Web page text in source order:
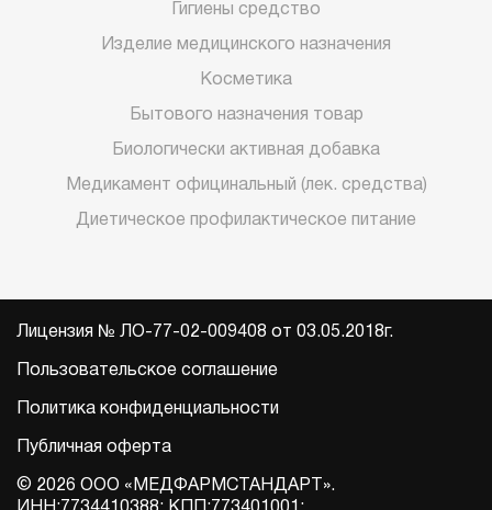
Гигиены средство
Изделие медицинского назначения
Косметика
Бытового назначения товар
Биологически активная добавка
Медикамент официнальный (лек. средства)
Диетическое профилактическое питание
Лицензия № ЛО-77-02-009408 от 03.05.2018г.
Пользовательское соглашение
Политика конфиденциальности
Публичная оферта
© 2026 ООО «МЕДФАРМСТАНДАРТ».